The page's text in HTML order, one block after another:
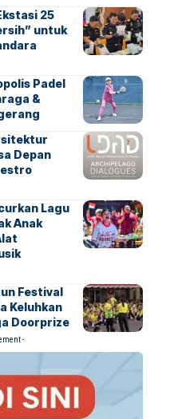
25
untuk
Padel
&
Depan
Lagu
Anak
Festival
Keluhkan
Doorprize
-